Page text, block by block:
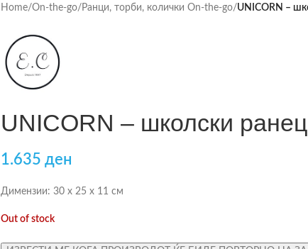
Home/On-the-go/ Ранци, торби, колички On-the-go/UNICORN –
UNICORN – школски ранец
1.635 ден
Димензии: 30 х 25 х 11 см
Out of stock